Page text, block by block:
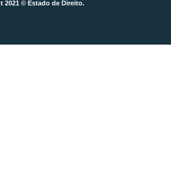
2021 © Estado de Direito.